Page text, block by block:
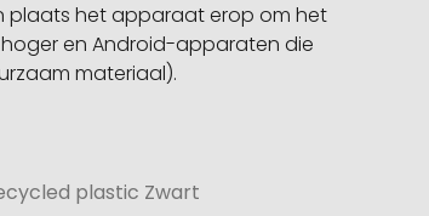
plaats het apparaat erop om het
en Android-apparaten die
materiaal).
plastic Zwart